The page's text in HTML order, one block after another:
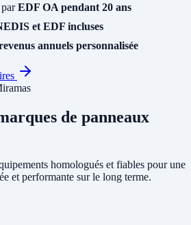
EDF OA pendant 20 ans
et EDF incluses
annuels personnalisée
de panneaux
homologués et fiables pour une
et performante sur le long terme.